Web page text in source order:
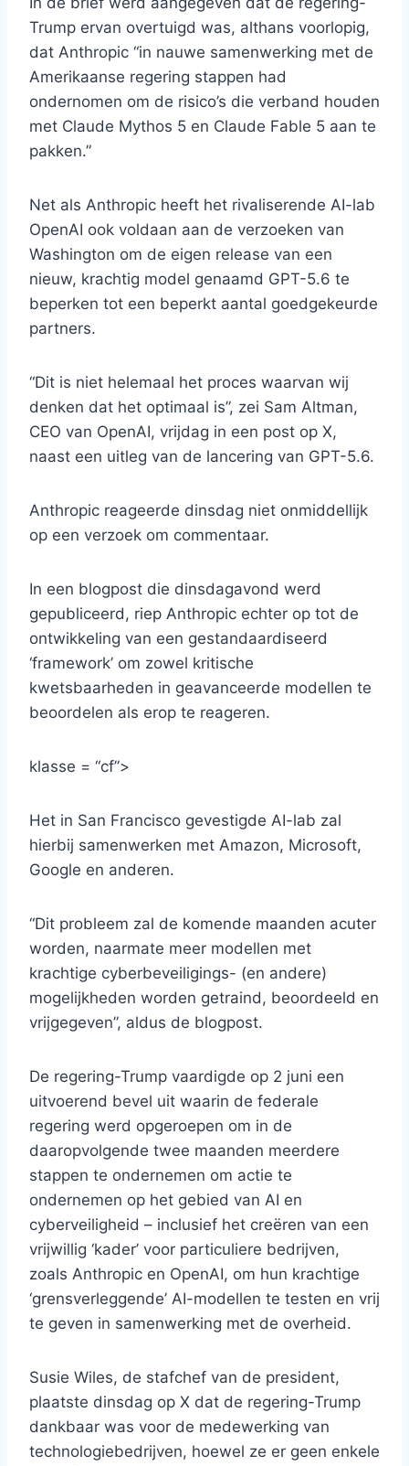
Trump ervan overtuigd was, althans voorlopig,
dat Anthropic “in nauwe samenwerking met de
Amerikaanse regering stappen had
ondernomen om de risico’s die verband houden
met Claude Mythos 5 en Claude Fable 5 aan te
pakken.”
Net als Anthropic heeft het rivaliserende AI-lab
OpenAI ook voldaan aan de verzoeken van
Washington om de eigen release van een
nieuw, krachtig model genaamd GPT-5.6 te
beperken tot een beperkt aantal goedgekeurde
partners.
“Dit is niet helemaal het proces waarvan wij
denken dat het optimaal is”, zei Sam Altman,
CEO van OpenAI, vrijdag in een post op X,
naast een uitleg van de lancering van GPT-5.6.
Anthropic reageerde dinsdag niet onmiddellijk
op een verzoek om commentaar.
In een blogpost die dinsdagavond werd
gepubliceerd, riep Anthropic echter op tot de
ontwikkeling van een gestandaardiseerd
‘framework’ om zowel kritische
kwetsbaarheden in geavanceerde modellen te
beoordelen als erop te reageren.
klasse = “cf”>
Het in San Francisco gevestigde AI-lab zal
hierbij samenwerken met Amazon, Microsoft,
Google en anderen.
“Dit probleem zal de komende maanden acuter
worden, naarmate meer modellen met
krachtige cyberbeveiligings- (en andere)
mogelijkheden worden getraind, beoordeeld en
vrijgegeven”, aldus de blogpost.
De regering-Trump vaardigde op 2 juni een
uitvoerend bevel uit waarin de federale
regering werd opgeroepen om in de
daaropvolgende twee maanden meerdere
stappen te ondernemen om actie te
ondernemen op het gebied van AI en
cyberveiligheid – inclusief het creëren van een
vrijwillig ‘kader’ voor particuliere bedrijven,
zoals Anthropic en OpenAI, om hun krachtige
‘grensverleggende’ AI-modellen te testen en vrij
te geven in samenwerking met de overheid.
Susie Wiles, de stafchef van de president,
plaatste dinsdag op X dat de regering-Trump
dankbaar was voor de medewerking van
technologiebedrijven, hoewel ze er geen enkele